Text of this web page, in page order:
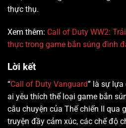
thực thụ.
Xem thêm: Call of Duty WW2:
thực trong game bắn súng đình
Lời kết
“Call of Duty Vanguard” là sự
ai yêu thích thể loại game bắn
câu chuyện của Thế chiến II qua
truyện đầy cảm xúc, các chế độ